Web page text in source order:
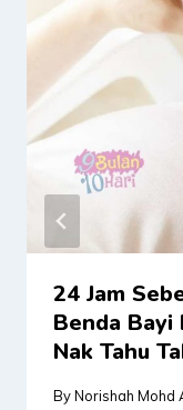
24 Jam
Benda Bayi
Nak Tahu
ByNorishah Mohd